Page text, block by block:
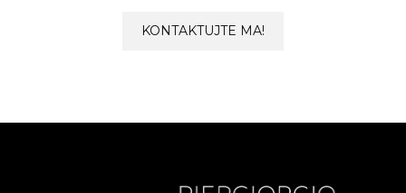
KONTAKTUJTE MA!